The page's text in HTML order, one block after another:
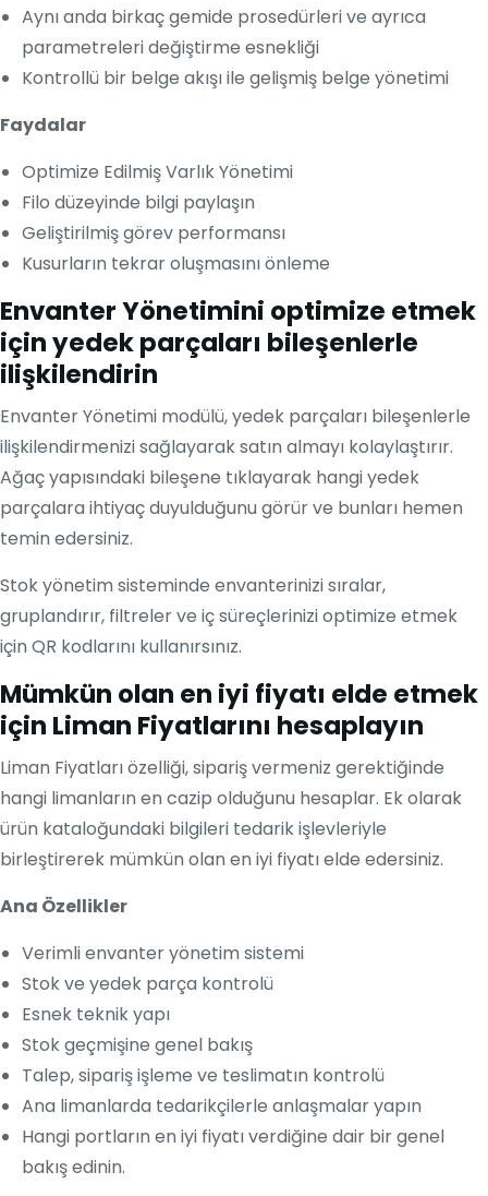
Aynı anda birkaç gemide prosedürleri ve ayrıca
parametreleri değiştirme esnekliği
Kontrollü bir belge akışı ile gelişmiş belge yönetimi
Faydalar
Optimize Edilmiş Varlık Yönetimi
Filo düzeyinde bilgi paylaşın
Geliştirilmiş görev performansı
Kusurların tekrar oluşmasını önleme
Envanter Yönetimini optimize etmek
için yedek parçaları bileşenlerle
ilişkilendirin
Envanter Yönetimi modülü, yedek parçaları bileşenlerle
ilişkilendirmenizi sağlayarak satın almayı kolaylaştırır.
Ağaç yapısındaki bileşene tıklayarak hangi yedek
parçalara ihtiyaç duyulduğunu görür ve bunları hemen
temin edersiniz.
Stok yönetim sisteminde envanterinizi sıralar,
gruplandırır, filtreler ve iç süreçlerinizi optimize etmek
için QR kodlarını kullanırsınız.
Mümkün olan en iyi fiyatı elde etmek
için Liman Fiyatlarını hesaplayın
Liman Fiyatları özelliği, sipariş vermeniz gerektiğinde
hangi limanların en cazip olduğunu hesaplar. Ek olarak
ürün kataloğundaki bilgileri tedarik işlevleriyle
birleştirerek mümkün olan en iyi fiyatı elde edersiniz.
Ana Özellikler
Verimli envanter yönetim sistemi
Stok ve yedek parça kontrolü
Esnek teknik yapı
Stok geçmişine genel bakış
Talep, sipariş işleme ve teslimatın kontrolü
Ana limanlarda tedarikçilerle anlaşmalar yapın
Hangi portların en iyi fiyatı verdiğine dair bir genel
bakış edinin.